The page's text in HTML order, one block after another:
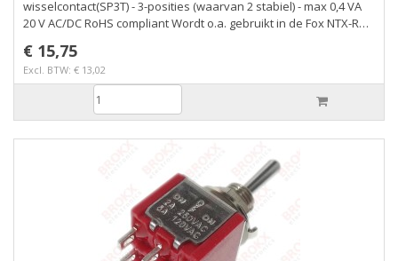
wisselcontact(SP3T) - 3-posities (waarvan 2 stabiel) - max 0,4 VA
20 V AC/DC RoHS compliant Wordt o.a. gebruikt in de Fox NTX-R
karpervissers
€ 15,75
Excl. BTW: € 13,02